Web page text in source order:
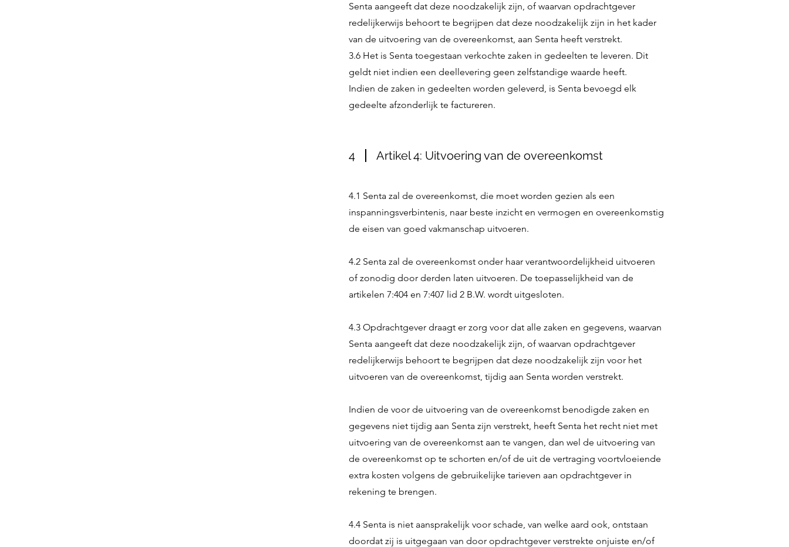
Senta aangeeft dat deze noodzakelijk zijn, of waarvan opdrachtgever
redelijkerwijs behoort te begrijpen dat deze noodzakelijk zijn in het kader
van de uitvoering van de overeenkomst, aan Senta heeft verstrekt.
3.6 Het is Senta toegestaan verkochte zaken in gedeelten te leveren. Dit
geldt niet indien een deellevering geen zelfstandige waarde heeft.
Indien de zaken in gedeelten worden geleverd, is Senta bevoegd elk
gedeelte afzonderlijk te factureren.
4 Artikel 4: Uitvoering van de overeenkomst
4.1 Senta zal de overeenkomst, die moet worden gezien als een
inspanningsverbintenis, naar beste inzicht en vermogen en overeenkomstig
de eisen van goed vakmanschap uitvoeren.
4.2 Senta zal de overeenkomst onder haar verantwoordelijkheid uitvoeren
of zonodig door derden laten uitvoeren. De toepasselijkheid van de
artikelen 7:404 en 7:407 lid 2 B.W. wordt uitgesloten.
4.3 Opdrachtgever draagt er zorg voor dat alle zaken en gegevens, waarvan
Senta aangeeft dat deze noodzakelijk zijn, of waarvan opdrachtgever
redelijkerwijs behoort te begrijpen dat deze noodzakelijk zijn voor het
uitvoeren van de overeenkomst, tijdig aan Senta worden verstrekt.
Indien de voor de uitvoering van de overeenkomst benodigde zaken en
gegevens niet tijdig aan Senta zijn verstrekt, heeft Senta het recht niet met
uitvoering van de overeenkomst aan te vangen, dan wel de uitvoering van
de overeenkomst op te schorten en/of de uit de vertraging voortvloeiende
extra kosten volgens de gebruikelijke tarieven aan opdrachtgever in
rekening te brengen.
4.4 Senta is niet aansprakelijk voor schade, van welke aard ook, ontstaan
doordat zij is uitgegaan van door opdrachtgever verstrekte onjuiste en/of